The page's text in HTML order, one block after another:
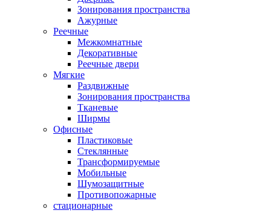
Зонирования пространства
Ажурные
Реечные
Межкомнатные
Декоративные
Реечные двери
Мягкие
Раздвижные
Зонирования пространства
Тканевые
Ширмы
Офисные
Пластиковые
Стеклянные
Трансформируемые
Мобильные
Шумозащитные
Противопожарные
стационарные